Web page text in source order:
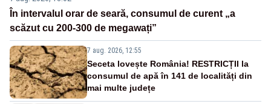
În intervalul orar de seară, consumul de curent „a
scăzut cu 200-300 de megawați”
7 aug. 2026, 12:55
Seceta lovește România! RESTRICȚII la
consumul de apă în 141 de localități din
mai multe județe